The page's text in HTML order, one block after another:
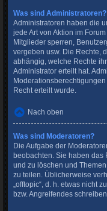
Was sind Administratoren?
Administratoren haben die
jede Art von Aktion im
Mitglieder sperren,
vergeben usw. Die Rechte,
abhängig, welche Rechte
Administrator erteilt hat.
Recht erteilt wurde.
Nach oben
Was sind Moderatoren?
Die Aufgabe der
beobachten. Sie haben das
und zu löschen und
zu teilen. Üblicherweise
„offtopic“, d. h. etwas nicht
bzw. Angreifendes